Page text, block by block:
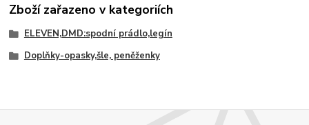
Zboží zařazeno v kategoriích
ELEVEN,DMD:spodní prádlo,legín
Doplňky-opasky,šle, peněženky